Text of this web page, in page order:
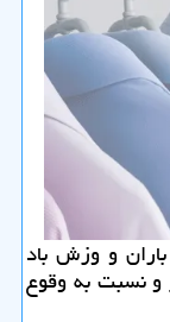
و وزش باد
در 17 استان خبر و نسبت به وقوع